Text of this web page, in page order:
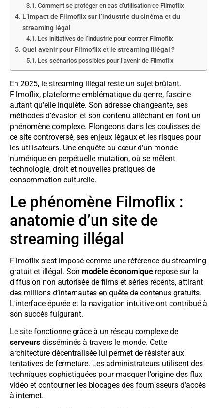
Comment se protéger en cas d’utilisation de Filmoflix
L’impact de Filmoflix sur l’industrie du cinéma et du
streaming légal
Les initiatives de l’industrie pour contrer Filmoflix
Quel avenir pour Filmoflix et le streaming illégal ?
Les scénarios possibles pour l’avenir de Filmoflix
En 2025, le streaming illégal reste un sujet brûlant.
Filmoflix, plateforme emblématique du genre, fascine
autant qu’elle inquiète. Son adresse changeante, ses
méthodes d’évasion et son contenu alléchant en font un
phénomène complexe. Plongeons dans les coulisses de
ce site controversé, ses enjeux légaux et les risques pour
les utilisateurs. Une enquête au cœur d’un monde
numérique en perpétuelle mutation, où se mêlent
technologie, droit et nouvelles pratiques de
consommation culturelle.
Le phénomène Filmoflix :
anatomie d’un site de
streaming illégal
Filmoflix s’est imposé comme une référence du streaming
gratuit et illégal. Son modèle économique repose sur la
diffusion non autorisée de films et séries récents, attirant
des millions d’internautes en quête de contenus gratuits.
L’interface épurée et la navigation intuitive ont contribué à
son succès fulgurant.
Le site fonctionne grâce à un réseau complexe de
serveurs disséminés à travers le monde. Cette
architecture décentralisée lui permet de résister aux
tentatives de fermeture. Les administrateurs utilisent des
techniques sophistiquées pour masquer l’origine des flux
vidéo et contourner les blocages des fournisseurs d’accès
à internet.